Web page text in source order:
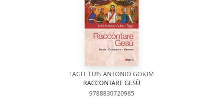
TAGLE LUIS ANTONIO GOKIM
RACCONTARE GESÙ
9788830720985